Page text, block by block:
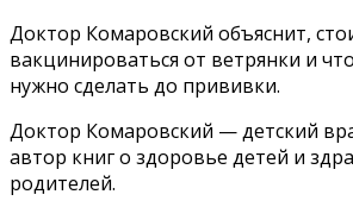
Доктор Комаровский объяснит,
вакцинироваться от ветрянки и
нужно сделать до прививки.
Доктор Комаровский — детский
автор книг о здоровье детей и
родителей.